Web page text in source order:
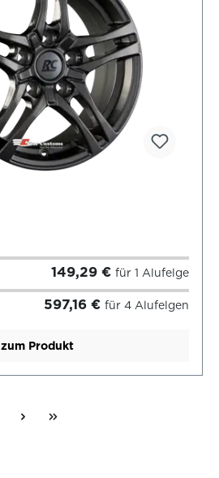
149,29 € für 1 Alufelge
597,16 € für 4 Alufelgen
zum Produkt